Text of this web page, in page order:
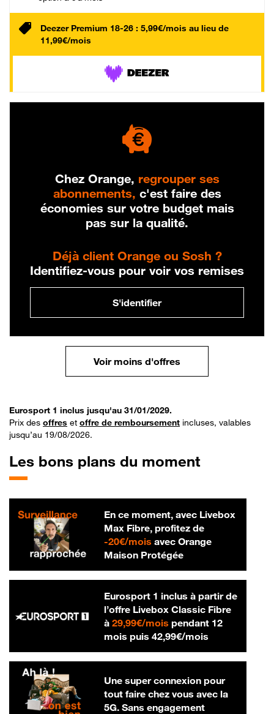
Deezer Premium 18-26 : 5,99€/mois au lieu de
11,99€/mois
Chez Orange, regrouper ses
abonnements, c'est faire des
économies sur votre budget mais
pas sur la qualité.
Déjà client Orange ou Sosh ?
Identifiez-vous pour voir vos remises
S'identifier
Voir moins d'offres
Eurosport 1 inclus jusqu'au 31/01/2029.
Prix des offres et offre de remboursement incluses, valables
jusqu’au 19/08/2026.
Les bons plans du moment
En ce moment, avec Livebox
Max Fibre, profitez de
-20€/mois20 € par mois
avec Orange
Maison Protégée
Eurosport 1 inclus à partir de
l’offre Livebox Classic Fibre
à 29,99€/mois29,99 € par mois
pendant 12
mois puis 42,99€/mois42,99 € par
Une super connexion pour
tout faire chez vous avec la
5G. Sans engagement